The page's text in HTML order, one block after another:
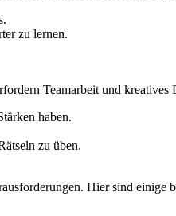
zu lernen.
Teamarbeit und kreatives
haben.
zu üben.
Hier sind